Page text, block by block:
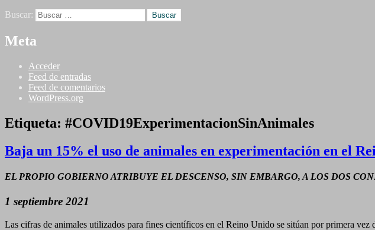
Buscar:
Meta
Acceder
Feed de entradas
Feed de comentarios
WordPress.org
Etiqueta: #COVID19ExperimentacionSinAnimales
Baja un 15% el uso de animales en experimentación en el
EL PROPIO GOBIERNO ATRIBUYE EL DESCENSO, SIN EMBARGO, A LOS DOS
1 septiembre 2021
Las cifras de animales utilizados para fines científicos en el Reino Unido se sitúan por primera